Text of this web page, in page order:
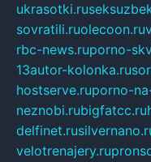
ukrasotki.ru
sovratili.ruolecoon.ru
rbc-news.ruporno-
13autor-kolonka.ru
hostserve.ruporno-
neznobi.rubigfatcc.ru
delfinet.ru
velotrenajery.ru